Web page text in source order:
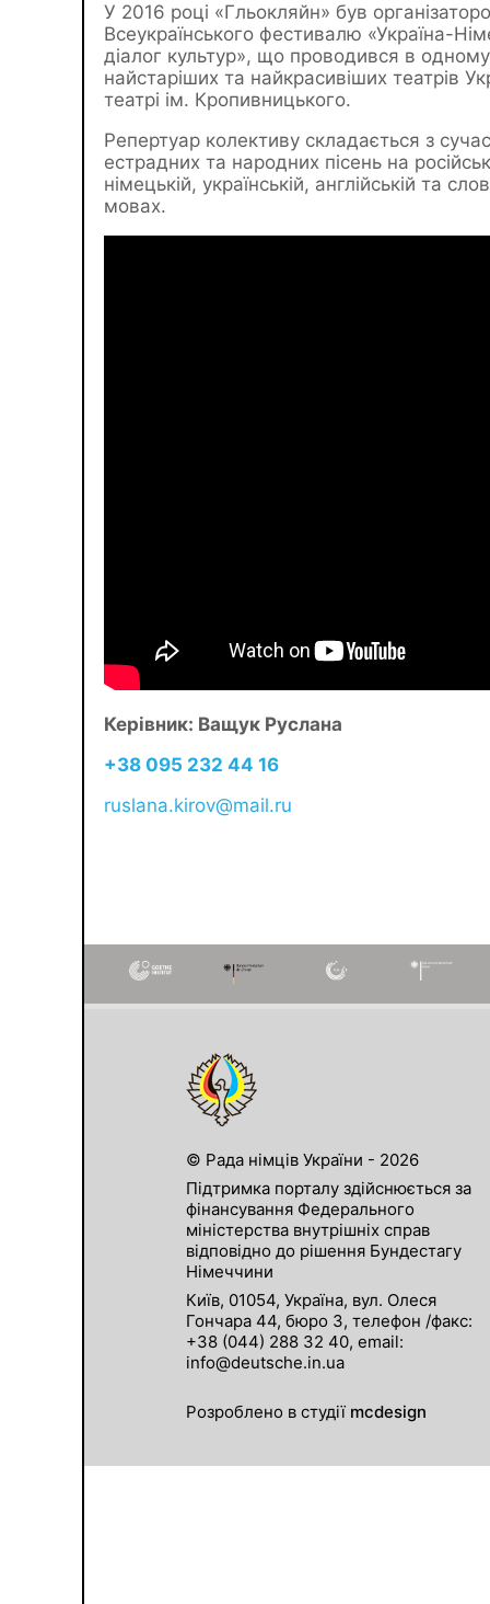
У 2016 році «Гльокляйн» був
Всеукраїнського фестивалю «Україна-
діалог культур», що проводився в
найстаріших та найкрасивіших театрів
театрі ім. Кропивницького.
Репертуар колективу складається з
естрадних та народних пісень на
німецькій, українській, англійській та
мовах.
Керівник: Ващук Руслана
+38 095 232 44 16
ruslana.kirov@mail.ru
© Рада німців України - 2026
Підтримка порталу здійснюється за
фінансування Федерального
міністерства внутрішніх справ
відповідно до рішення Бундестагу
Німеччини
Київ, 01054, Україна, вул. Олеся
Гончара 44, бюро 3, телефон /факс:
+38 (044) 288 32 40, email:
info@deutsche.in.ua
Розроблено в студії mcdesign